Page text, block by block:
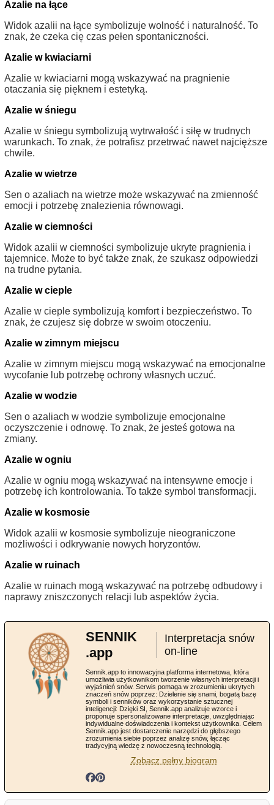
Azalie na łące
Widok azalii na łące symbolizuje wolność i naturalność. To
znak, że czeka cię czas pełen spontaniczności.
Azalie w kwiaciarni
Azalie w kwiaciarni mogą wskazywać na pragnienie
otaczania się pięknem i estetyką.
Azalie w śniegu
Azalie w śniegu symbolizują wytrwałość i siłę w trudnych
warunkach. To znak, że potrafisz przetrwać nawet najcięższe
chwile.
Azalie w wietrze
Sen o azaliach na wietrze może wskazywać na zmienność
emocji i potrzebę znalezienia równowagi.
Azalie w ciemności
Widok azalii w ciemności symbolizuje ukryte pragnienia i
tajemnice. Może to być także znak, że szukasz odpowiedzi
na trudne pytania.
Azalie w cieple
Azalie w cieple symbolizują komfort i bezpieczeństwo. To
znak, że czujesz się dobrze w swoim otoczeniu.
Azalie w zimnym miejscu
Azalie w zimnym miejscu mogą wskazywać na emocjonalne
wycofanie lub potrzebę ochrony własnych uczuć.
Azalie w wodzie
Sen o azaliach w wodzie symbolizuje emocjonalne
oczyszczenie i odnowę. To znak, że jesteś gotowa na
zmiany.
Azalie w ogniu
Azalie w ogniu mogą wskazywać na intensywne emocje i
potrzebę ich kontrolowania. To także symbol transformacji.
Azalie w kosmosie
Widok azalii w kosmosie symbolizuje nieograniczone
możliwości i odkrywanie nowych horyzontów.
Azalie w ruinach
Azalie w ruinach mogą wskazywać na potrzebę odbudowy i
naprawy zniszczonych relacji lub aspektów życia.
SENNIK
.app
Interpretacja snów
on-line
Sennik.app to innowacyjna platforma internetowa, która
umożliwia użytkownikom tworzenie własnych interpretacji i
wyjaśnień snów. Serwis pomaga w zrozumieniu ukrytych
znaczeń snów poprzez: Dzielenie się snami, bogatą bazę
symboli i senników oraz wykorzystanie sztucznej
inteligencji: Dzięki SI, Sennik.app analizuje wzorce i
proponuje spersonalizowane interpretacje, uwzględniając
indywidualne doświadczenia i kontekst użytkownika. Celem
Sennik.app jest dostarczenie narzędzi do głębszego
zrozumienia siebie poprzez analizę snów, łącząc
tradycyjną wiedzę z nowoczesną technologią.
Zobacz pełny biogram